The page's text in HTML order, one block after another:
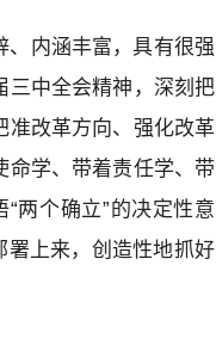
、内涵丰富，具有很强
三中全会精神，深刻把
准改革方向、强化改革
命学、带着责任学、带
两个确立”的决定性意
署上来，创造性地抓好